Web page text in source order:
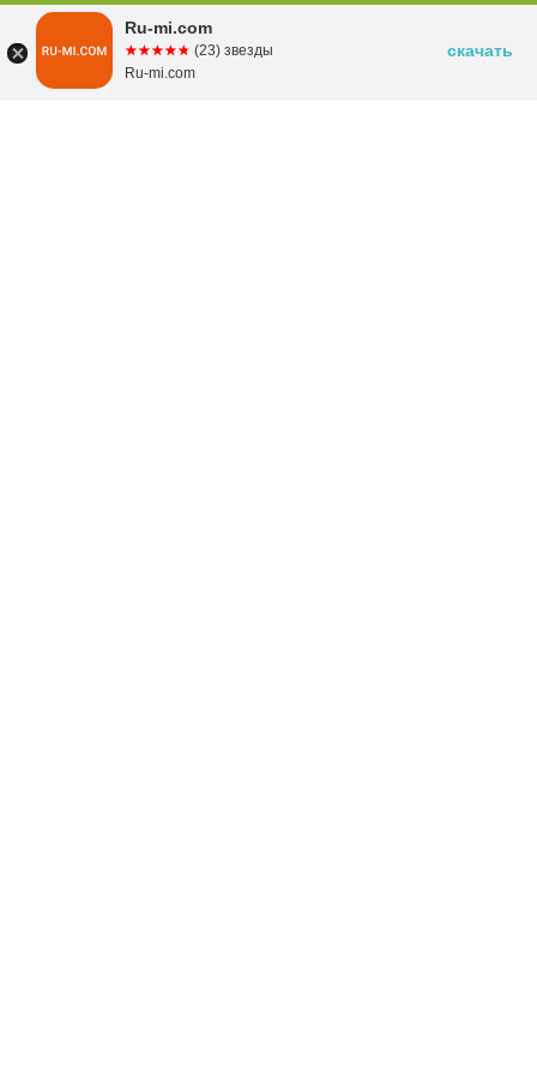
Ru-mi.com
☆☆☆☆☆
★★★★★ (23) звезды
Ru-mi.com
скачать